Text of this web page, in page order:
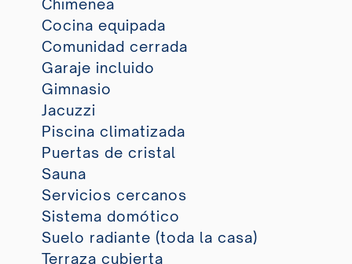
Chimenea
Cocina equipada
Comunidad cerrada
Garaje incluido
Gimnasio
Jacuzzi
Piscina climatizada
Puertas de cristal
Sauna
Servicios cercanos
Sistema domótico
Suelo radiante (toda la casa)
Terraza cubierta